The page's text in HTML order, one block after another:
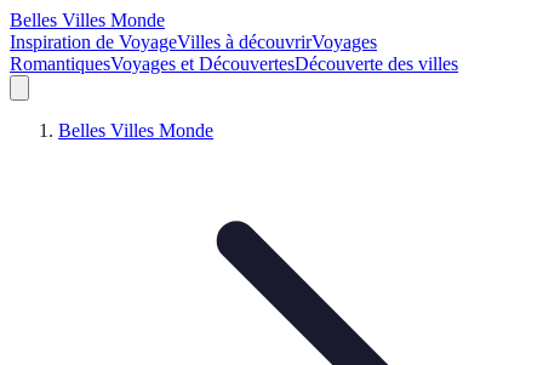
Belles Villes Monde
Inspiration de VoyageVilles à découvrirVoyages
RomantiquesVoyages et DécouvertesDécouverte des villes
Belles Villes Monde